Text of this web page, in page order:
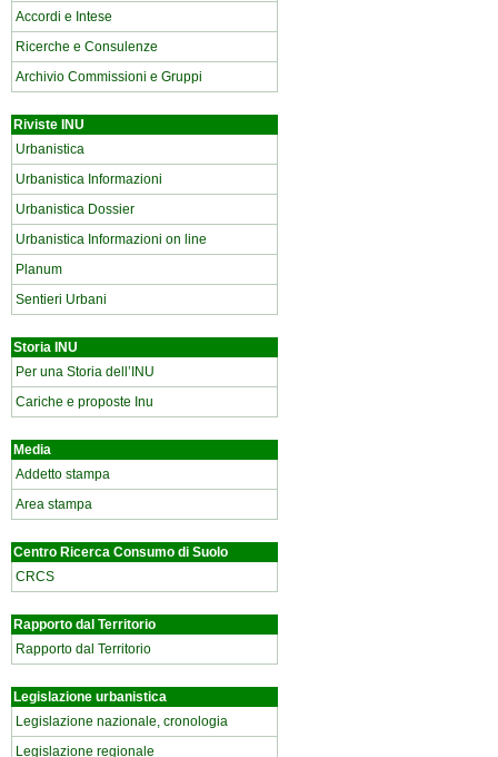
Accordi e Intese
Ricerche e Consulenze
Archivio Commissioni e Gruppi
Riviste INU
Urbanistica
Urbanistica Informazioni
Urbanistica Dossier
Urbanistica Informazioni on line
Planum
Sentieri Urbani
Storia INU
Per una Storia dell’INU
Cariche e proposte Inu
Media
Addetto stampa
Area stampa
Centro Ricerca Consumo di Suolo
CRCS
Rapporto dal Territorio
Rapporto dal Territorio
Legislazione urbanistica
Legislazione nazionale, cronologia
Legislazione regionale